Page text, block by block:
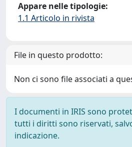
Appare nelle tipologie:
1.1 Articolo in rivista
File in questo prodotto:
Non ci sono file associati a
I documenti in IRIS sono
tutti i diritti sono riservati,
indicazione.